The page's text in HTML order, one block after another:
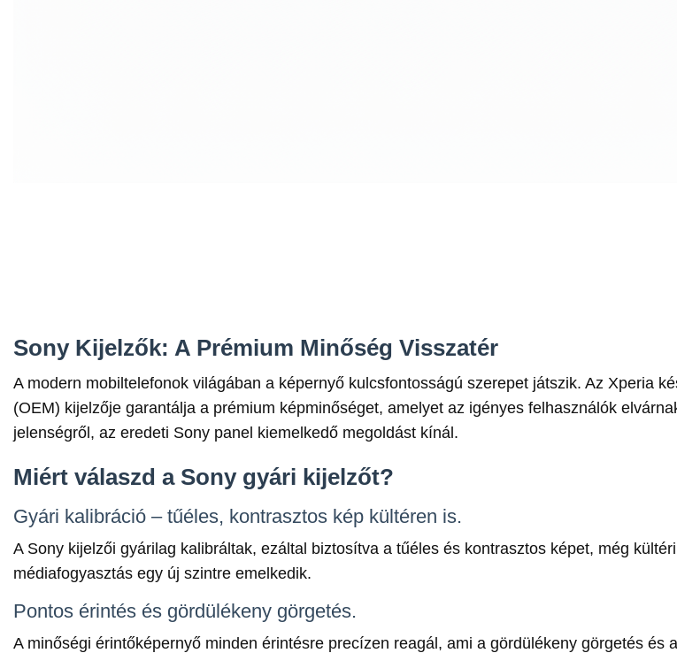
Sony Kijelzők: A Prémium Minőség Visszatér
A modern mobiltelefonok világában a képernyő kulcsfontosságú szerepet játszik. Az Xperia
(OEM) kijelzője garantálja a prémium képminőséget, amelyet az igényes felhasználók
jelenségről, az eredeti Sony panel kiemelkedő megoldást kínál.
Miért válaszd a Sony gyári kijelzőt?
Gyári kalibráció – tűéles, kontrasztos kép kültéren is.
A Sony kijelzői gyárilag kalibráltak, ezáltal biztosítva a tűéles és kontrasztos képet, még
médiafogyasztás egy új szintre emelkedik.
Pontos érintés és gördülékeny görgetés.
A minőségi érintőképernyő minden érintésre precízen reagál, ami a gördülékeny görgetés